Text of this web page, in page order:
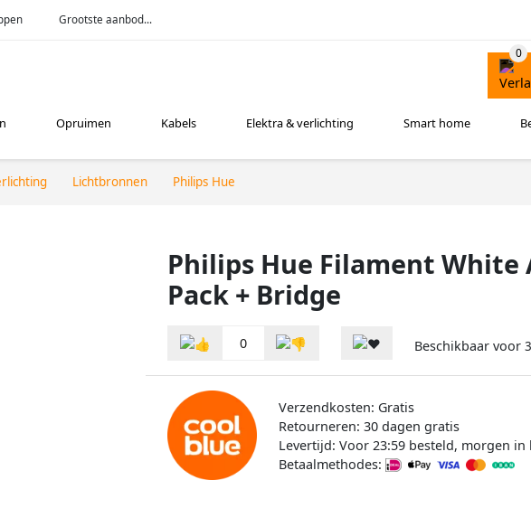
Grootste aanbod...
Opruimen Kabels Elektra & verlichting Smart home
Lichtbronnen Philips Hue
Philips Hue Filament White
Pack + Bridge
0 Beschikbaar voor
Verzendkosten: Gratis
Retourneren: 30 dagen gratis
Levertijd: Voor 23:59 besteld, morgen in
Betaalmethodes: